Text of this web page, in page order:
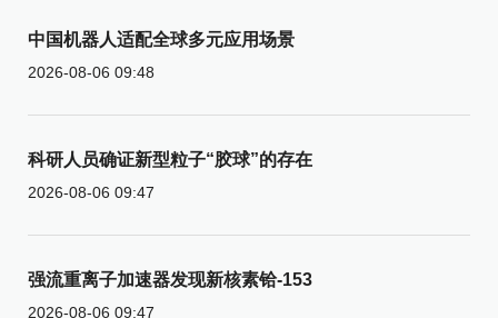
中国机器人适配全球多元应用场景
2026-08-06 09:48
科研人员确证新型粒子“胶球”的存在
2026-08-06 09:47
强流重离子加速器发现新核素铪-153
2026-08-06 09:47